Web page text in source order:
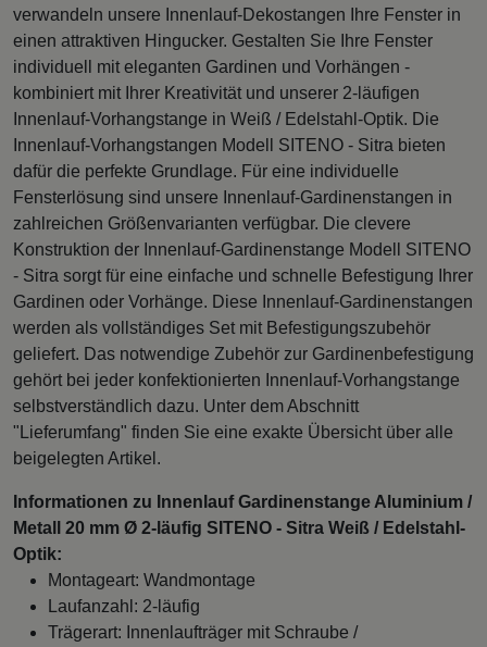
verwandeln unsere Innenlauf-Dekostangen Ihre Fenster in
einen attraktiven Hingucker. Gestalten Sie Ihre Fenster
individuell mit eleganten Gardinen und Vorhängen -
kombiniert mit Ihrer Kreativität und unserer 2-läufigen
Innenlauf-Vorhangstange in Weiß / Edelstahl-Optik. Die
Innenlauf-Vorhangstangen Modell SITENO - Sitra bieten
dafür die perfekte Grundlage. Für eine individuelle
Fensterlösung sind unsere Innenlauf-Gardinenstangen in
zahlreichen Größenvarianten verfügbar. Die clevere
Konstruktion der Innenlauf-Gardinenstange Modell SITENO
- Sitra sorgt für eine einfache und schnelle Befestigung Ihrer
Gardinen oder Vorhänge. Diese Innenlauf-Gardinenstangen
werden als vollständiges Set mit Befestigungszubehör
geliefert. Das notwendige Zubehör zur Gardinenbefestigung
gehört bei jeder konfektionierten Innenlauf-Vorhangstange
selbstverständlich dazu. Unter dem Abschnitt
"Lieferumfang" finden Sie eine exakte Übersicht über alle
beigelegten Artikel.
Informationen zu Innenlauf Gardinenstange Aluminium /
Metall 20 mm Ø 2-läufig SITENO - Sitra Weiß / Edelstahl-
Optik:
Montageart: Wandmontage
Laufanzahl: 2-läufig
Trägerart: Innenlaufträger mit Schraube /